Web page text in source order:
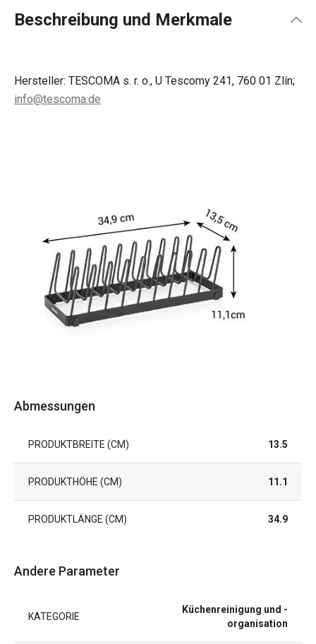
Beschreibung und Merkmale
Hersteller: TESCOMA s. r. o., U Tescomy 241, 760 01 Zlín;
info@tescoma.de
Abmessungen
PRODUKTBREITE (CM) 13.5
PRODUKTHÖHE (CM) 11.1
PRODUKTLÄNGE (CM) 34.9
Andere Parameter
KATEGORIE
Küchenreinigung und -
organisation